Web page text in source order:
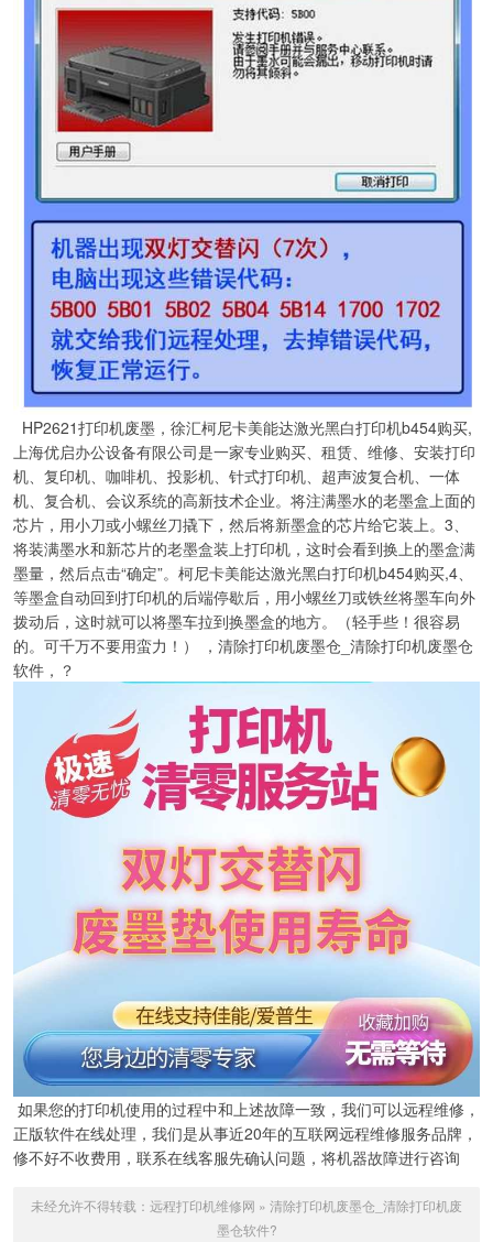
HP2621打印机废墨，徐汇柯尼卡美能达激光黑白打印机b454购买,
上海优启办公设备有限公司是一家专业购买、租赁、维修、安装打印
机、复印机、咖啡机、投影机、针式打印机、超声波复合机、一体
机、复合机、会议系统的高新技术企业。将注满墨水的老墨盒上面的
芯片，用小刀或小螺丝刀撬下，然后将新墨盒的芯片给它装上。3、
将装满墨水和新芯片的老墨盒装上打印机，这时会看到换上的墨盒满
墨量，然后点击“确定”。柯尼卡美能达激光黑白打印机b454购买,4、
等墨盒自动回到打印机的后端停歇后，用小螺丝刀或铁丝将墨车向外
拨动后，这时就可以将墨车拉到换墨盒的地方。（轻手些！很容易
的。可千万不要用蛮力！） ，清除打印机废墨仓_清除打印机废墨仓
软件，？
如果您的打印机使用的过程中和上述故障一致，我们可以远程维修，
正版软件在线处理，我们是从事近20年的互联网远程维修服务品牌，
修不好不收费用，联系在线客服先确认问题，将机器故障进行咨询
未经允许不得转载： 远程打印机维修网 » 清除打印机废墨仓_清除打印机废
墨仓软件?